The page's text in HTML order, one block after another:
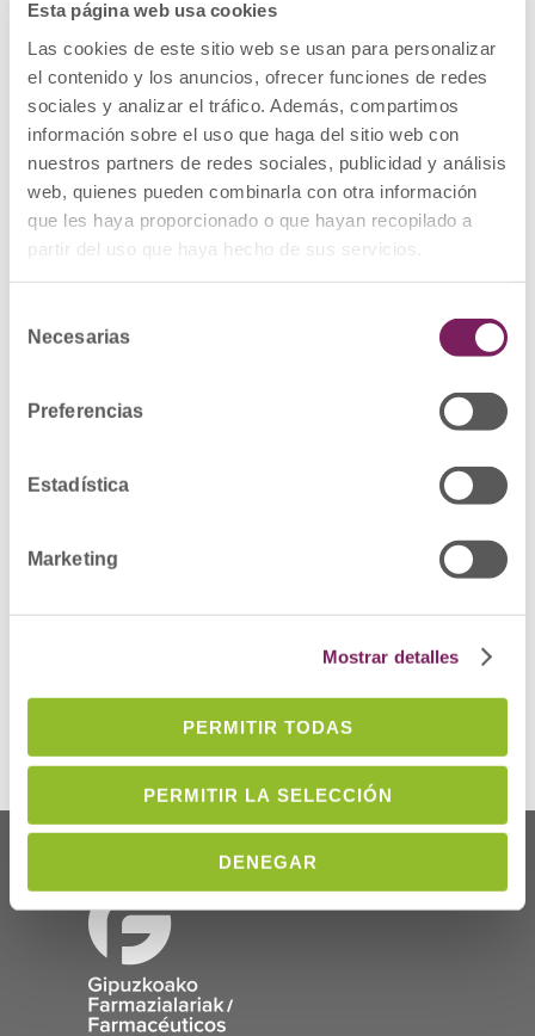
Esta página web usa cookies
Las cookies de este sitio web se usan para personalizar
el contenido y los anuncios, ofrecer funciones de redes
sociales y analizar el tráfico. Además, compartimos
información sobre el uso que haga del sitio web con
nuestros partners de redes sociales, publicidad y análisis
web, quienes pueden combinarla con otra información
que les haya proporcionado o que hayan recopilado a
partir del uso que haya hecho de sus servicios.
Necesarias
Preferencias
Estadística
Marketing
Mostrar detalles
PERMITIR TODAS
PERMITIR LA SELECCIÓN
DENEGAR
domicilio productos afectados por esta
2.PRODUCTO: Fórmula infantil
Nombre del producto: BabybioOptima 1
Nombre de la marca: Babybio
Aspecto del producto: bote
DESCRIPCIÓN DEL DEFECTO: posible
Babybio Optima 1 con fecha de caducidad
MEDIDAS CAUTELARES ADOPTADAS: Se
recomienda a las personas que tengan en su
alerta se abstengan de consumirlos.
Más información